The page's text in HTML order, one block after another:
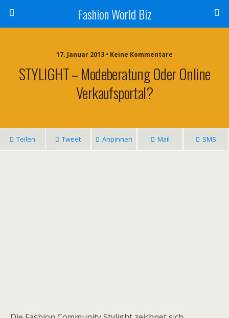
Fashion World Biz
17. Januar 2013 • Keine Kommentare
STYLIGHT – Modeberatung Oder Online
Verkaufsportal?
Teilen Tweet Anpinnen Mail SMS